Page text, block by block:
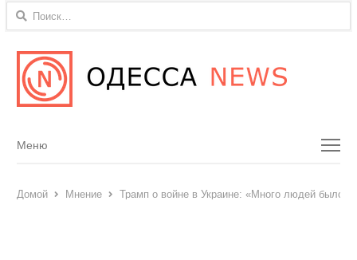
Найти:
Menu
Меню
Домой Мнение Трамп о войне в Украине: «Много людей было